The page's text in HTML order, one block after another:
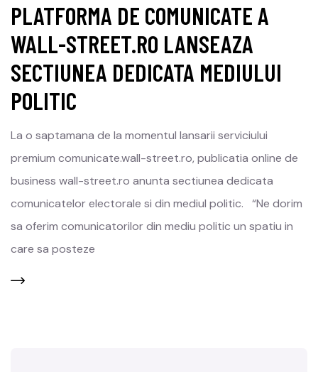
PLATFORMA DE COMUNICATE A
WALL-STREET.RO LANSEAZA
SECTIUNEA DEDICATA MEDIULUI
POLITIC
La o saptamana de la momentul lansarii serviciului
premium comunicate.wall-street.ro, publicatia online de
business wall-street.ro anunta sectiunea dedicata
comunicatelor electorale si din mediul politic. “Ne dorim
sa oferim comunicatorilor din mediu politic un spatiu in
care sa posteze